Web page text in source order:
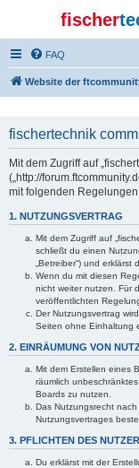
fischer
FAQ
Website der
fischertechnik
Mit dem Zugriff auf
(„http://
mit folgenden
1. NUTZUNGSVERTRAG
Mit dem Zugriff auf
schließt du einen
„Betreiber“) und
Wenn du mit diesen
nicht weiter nutzen. Für
veröffentlichten
Der Nutzungsvertrag
Seiten ohne Einhaltung
2. EINRÄUMUNG VON
Mit dem Erstellen eines
räumlich
Boards zu nutzen.
Das Nutzungsrecht
Nutzungsvertrages
3. PFLICHTEN DES
Du erklärst mit der